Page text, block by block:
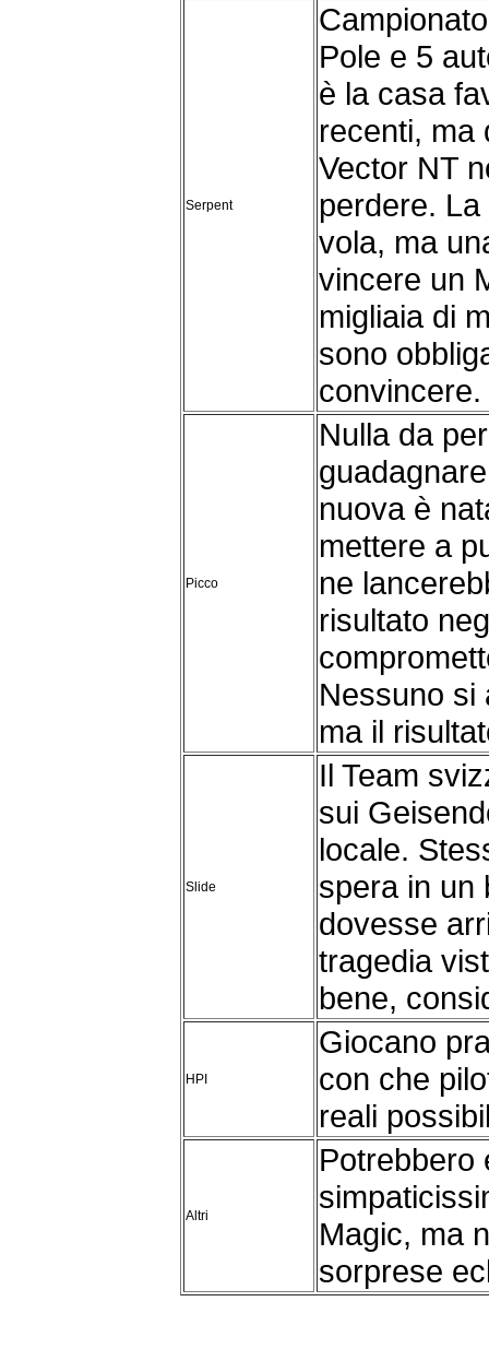
Serpent
Pole e 5
è la casa
recenti, ma
Vector NT
perdere.
vola, ma
vincere un
migliaia di
sono
convincere.
Picco
Nulla da
nuova è
mettere a
ne
risultato
Nessuno si
ma il
Slide
Il Team
sui
locale.
spera in un
dovesse
tragedia
bene,
HPI
Giocano
con che
reali
Altri
Potrebbero
Magic, ma
sorprese